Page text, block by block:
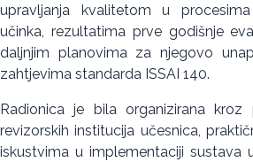
upravljanja kvalitetom u
učinka, rezultatima prve godišnje
daljnjim planovima za njegovo
zahtjevima standarda ISSAI 140.
Radionica je bila organizirana kroz
revizorskih institucija učesnica,
iskustvima u implementaciji sustava